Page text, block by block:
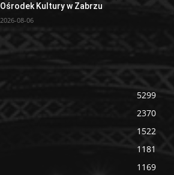
Ośrodek Kultury w Zabrzu
2026-08-06
5299
2370
1522
1181
1169